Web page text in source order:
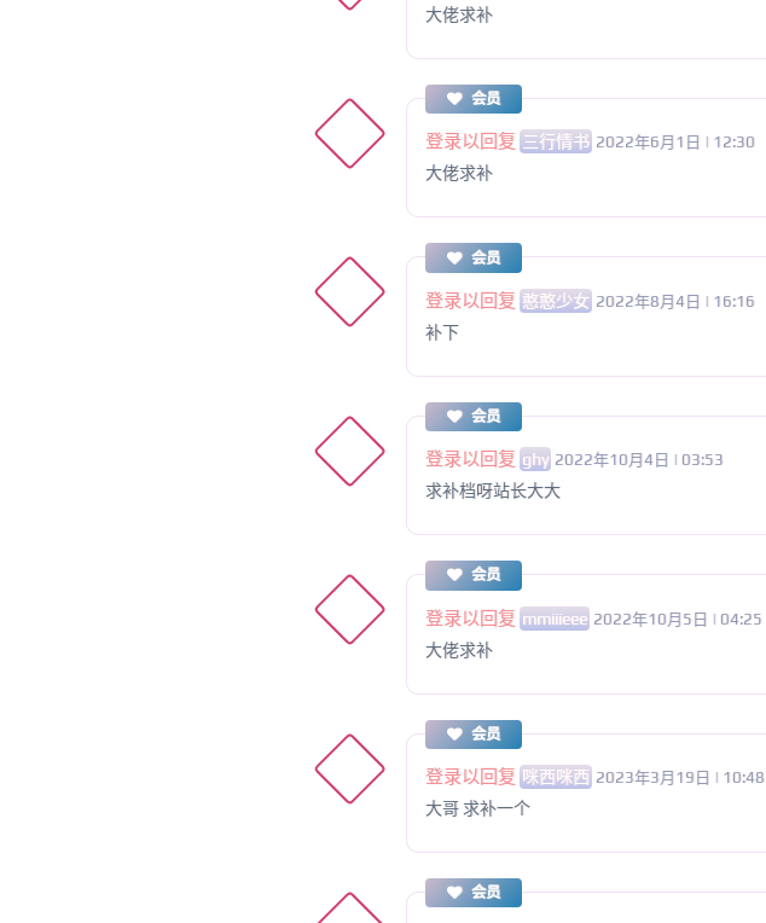
大佬求补
会员
登录以回复 三行情书 2022年6月1日 | 12:30
大佬求补
会员
登录以回复 憨憨少女 2022年8月4日 | 16:16
补下
会员
登录以回复 ghy 2022年10月4日 | 03:53
求补档呀站长大大
会员
登录以回复 mmiiieee 2022年10月5日 | 04:25
大佬求补
会员
登录以回复 咪西咪西 2023年3月19日 | 10:48
大哥 求补一个
会员